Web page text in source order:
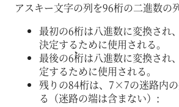
アスキー文字の列を96桁の二進数の
最初の6桁は八進数に変換され
決定するために使用される。
最後の6桁は八進数に変換され
定するために使用される。
残りの84桁は、7×7の迷路内
る（迷路の端は含まない）: